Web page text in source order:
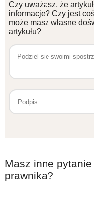
Czy uważasz, że
informacje? Czy jest
może masz własne
artykułu?
Masz inne pytanie
prawnika?